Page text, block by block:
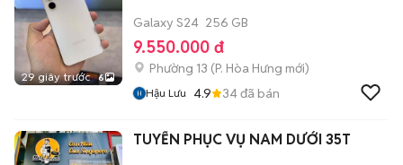
29 giây trước 6
Galaxy S24 256 GB
9.550.000 đ
Phường 13 (P. Hòa Hưng mới)
Hậu Lưu 4.9 34đã bán
TUYỂN PHỤC VỤ NAM DƯỚI 35T